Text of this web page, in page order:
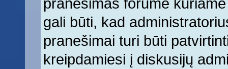
pranešimas forume
gali būti, kad
pranešimai turi būti
kreipdamiesi į diskusijų